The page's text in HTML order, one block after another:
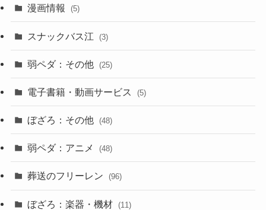
漫画情報 (5)
スナックバス江 (3)
弱ペダ：その他 (25)
電子書籍・動画サービス (5)
ぼざろ：その他 (48)
弱ペダ：アニメ (48)
葬送のフリーレン (96)
ぼざろ：楽器・機材 (11)